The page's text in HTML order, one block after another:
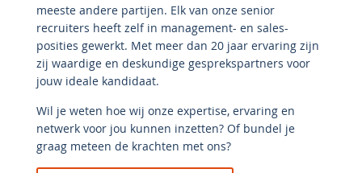
meeste andere partijen. Elk van onze senior
recruiters heeft zelf in management- en sales-
posities gewerkt. Met meer dan 20 jaar ervaring zijn
zij waardige en deskundige gesprekspartners voor
jouw ideale kandidaat.
Wil je weten hoe wij onze expertise, ervaring en
netwerk voor jou kunnen inzetten? Of bundel je
graag meteen de krachten met ons?